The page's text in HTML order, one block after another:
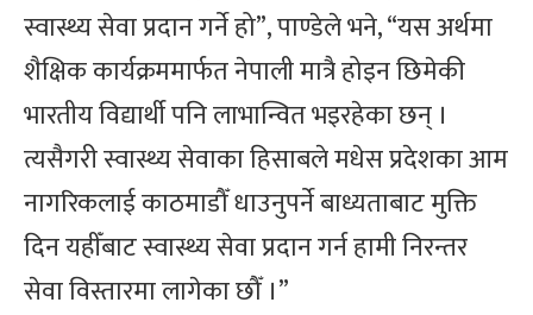
स्वास्थ्य सेवा प्रदान गर्ने हो”, पाण्डेले भने, “यस अर्थमा
शैक्षिक कार्यक्रममार्फत नेपाली मात्रै होइन छिमेकी
भारतीय विद्यार्थी पनि लाभान्वित भइरहेका छन् ।
त्यसैगरी स्वास्थ्य सेवाका हिसाबले मधेस प्रदेशका आम
नागरिकलाई काठमाडौँ धाउनुपर्ने बाध्यताबाट मुक्ति
दिन यहीँबाट स्वास्थ्य सेवा प्रदान गर्न हामी निरन्तर
सेवा विस्तारमा लागेका छौँ ।”